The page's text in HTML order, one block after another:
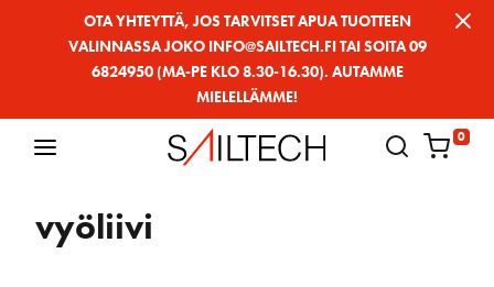
OTA YHTEYTTÄ, JOS TARVITSET APUA TUOTTEEN
VALINNASSA JOKO INFO@SAILTECH.FI TAI SOITA 09
6824950 (MA-PE KLO 8.30-16.30). AUTAMME
MIELELLÄMME!
0
vyöliivi